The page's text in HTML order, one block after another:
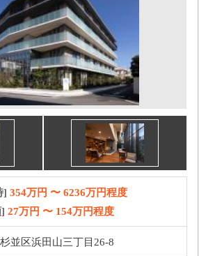
] 354万円 〜 6236万円程度
27万円 〜 154万円程度
並区浜田山三丁目26-8